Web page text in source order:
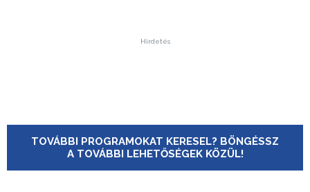
Hirdetés
TOVÁBBI PROGRAMOKAT KERESEL? BÖNGÉSSZ
A TOVÁBBI LEHETŐSÉGEK KÖZÜL!